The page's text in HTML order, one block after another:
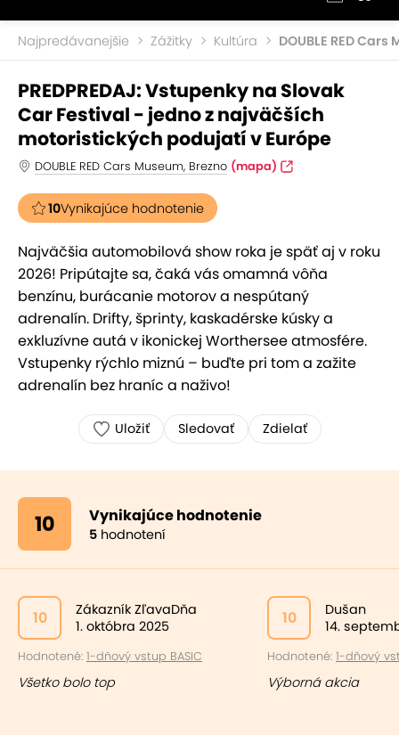
Najpredávanejšie Zážitky Kultúra DOUBLE RED
PREDPREDAJ: Vstupenky na Slovak
Car Festival - jedno z najväčších
motoristických podujatí v Európe
DOUBLE RED Cars Museum, Brezno (mapa)
10Vynikajúce hodnotenie
Najväčšia automobilová show roka je späť aj v roku
2026! Pripútajte sa, čaká vás omamná vôňa
benzínu, burácanie motorov a nespútaný
adrenalín. Drifty, šprinty, kaskadérske kúsky a
exkluzívne autá v ikonickej Worthersee atmosfére.
Vstupenky rýchlo miznú – buďte pri tom a zažite
adrenalín bez hraníc a naživo!
Uložiť Sledovať Zdielať
10 Vynikajúce hodnotenie
5 hodnotení
10
Zákazník ZľavaDňa
1. októbra 2025
Hodnotené: 1-dňový vstup BASIC
Všetko bolo top
10
Dušan
14.
Hodnotené: 1-dňový
Výborná akcia